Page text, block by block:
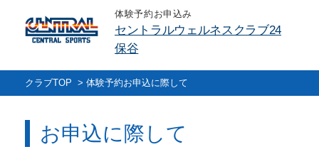
体験予約お申込み
セントラルウェルネスクラブ24
保谷
クラブTOP > 体験予約お申込に際して
お申込に際して